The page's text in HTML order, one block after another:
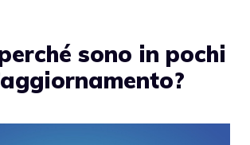
sono in pochi